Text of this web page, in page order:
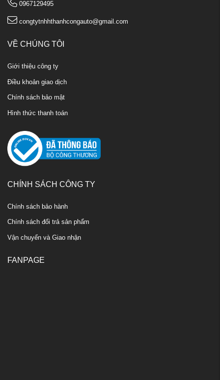
0967129495
congtytnhhthanhcongauto@gmail.com
VỀ CHÚNG TÔI
Giới thiệu công ty
Điều khoản giao dịch
Chính sách bảo mật
Hình thức thanh toán
CHÍNH SÁCH CÔNG TY
Chính sách bảo hành
Chính sách đổi trả sản phẩm
Vận chuyển và Giao nhận
FANPAGE